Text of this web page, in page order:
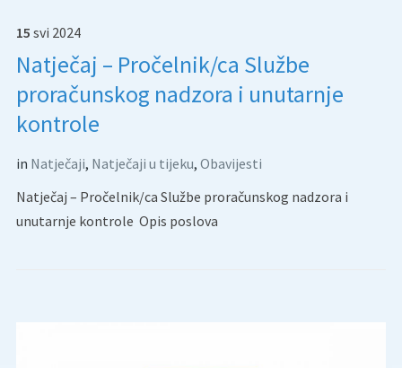
15 svi 2024
Natječaj – Pročelnik/ca Službe
proračunskog nadzora i unutarnje
kontrole
in Natječaji, Natječaji u tijeku, Obavijesti
Natječaj – Pročelnik/ca Službe proračunskog nadzora i
unutarnje kontrole Opis poslova